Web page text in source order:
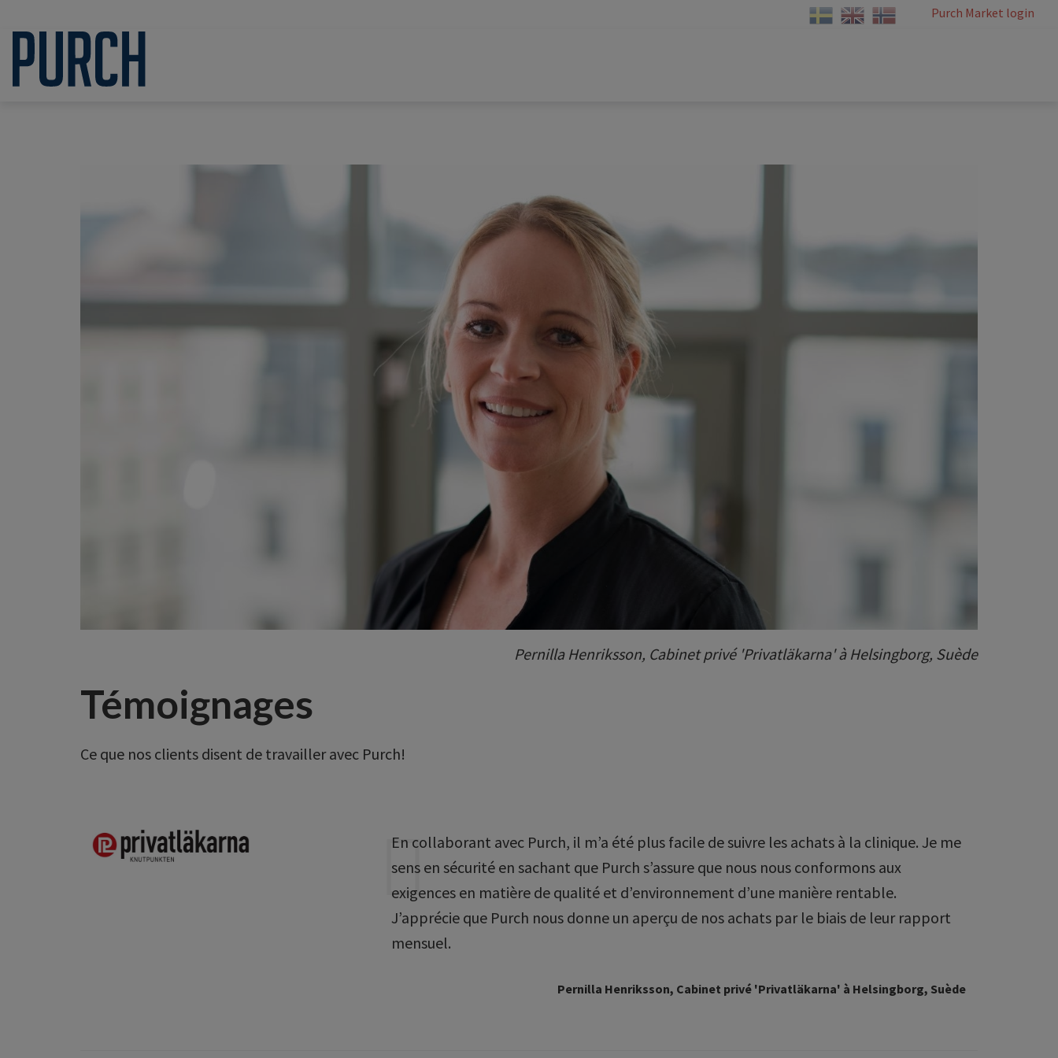
Purch Market login
Pernilla Henriksson, Cabinet privé 'Privatläkarna' à Helsingborg, Suède
Témoignages
Ce que nos clients disent de travailler avec Purch!
En collaborant avec Purch, il m’a été plus facile de suivre les achats à la clinique. Je me
sens en sécurité en sachant que Purch s’assure que nous nous conformons aux
exigences en matière de qualité et d’environnement d’une manière rentable.
J’apprécie que Purch nous donne un aperçu de nos achats par le biais de leur rapport
mensuel.
Pernilla Henriksson, Cabinet privé 'Privatläkarna' à Helsingborg, Suède